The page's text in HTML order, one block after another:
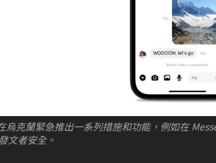
烏克蘭緊急推出一系列措施和功能，例如在
文者安全。